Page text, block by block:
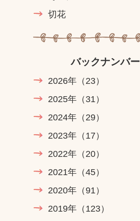
切花
バックナンバー
2026年 （23）
2025年 （31）
2024年 （29）
2023年 （17）
2022年 （20）
2021年 （45）
2020年 （91）
2019年 （123）